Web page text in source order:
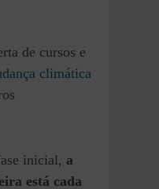
de cursos e
climática
inicial, a
está cada